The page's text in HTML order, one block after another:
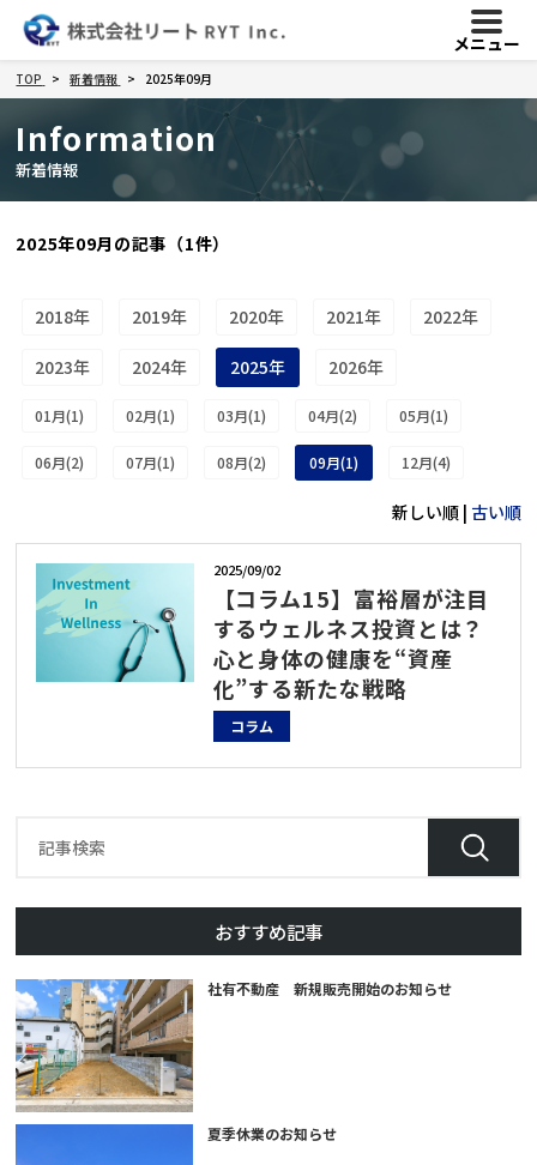
メニュー
TOP 新着情報 2025年09月
Information
新着情報
2025年09月の記事（1件）
2018年 2019年 2020年 2021年 2022年
2023年 2024年 2025年 2026年
01月(1) 02月(1) 03月(1) 04月(2) 05月(1)
06月(2) 07月(1) 08月(2) 09月(1) 12月(4)
新しい順 | 古い順
2025/09/02
【コラム15】富裕層が注目
するウェルネス投資とは？
心と身体の健康を“資産
化”する新たな戦略
コラム
おすすめ記事
社有不動産 新規販売開始のお知らせ
夏季休業のお知らせ